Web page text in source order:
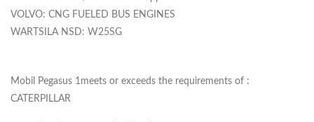
VOLVO: CNG FUELED BUS ENGINES
WARTSILA NSD: W25SG
Mobil Pegasus 1meets or exceeds the requirements of :
CATERPILLAR